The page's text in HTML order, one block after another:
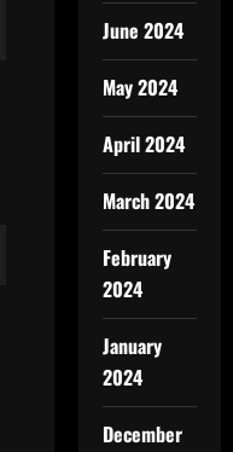
June 2024
May 2024
April 2024
March 2024
February
2024
January
2024
December